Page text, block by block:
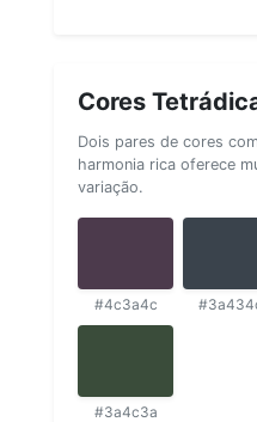
Cores
Dois pares de cores
harmonia rica oferece
variação.
#4c3a4c
#3a4c3a